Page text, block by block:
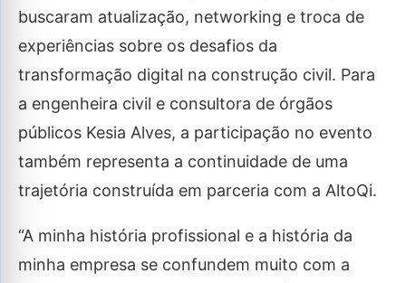
buscaram atualização, networking e troca de
experiências sobre os desafios da
transformação digital na construção civil. Para
a engenheira civil e consultora de órgãos
públicos Kesia Alves, a participação no evento
também representa a continuidade de uma
trajetória construída em parceria com a AltoQi.
“A minha história profissional e a história da
minha empresa se confundem muito com a